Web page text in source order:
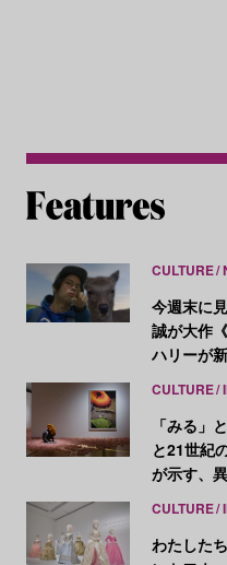
CULTURE
今週末に
誠が大作
ハリーが
CULTURE
「みる」
と21世紀
が示す、
CULTURE
わたした